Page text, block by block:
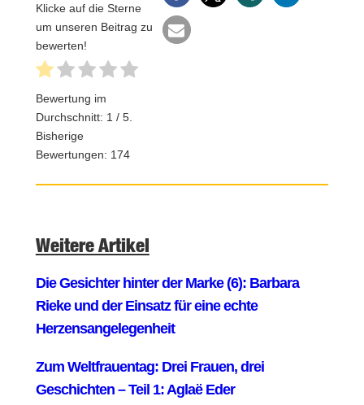
Klicke auf die Sterne
um unseren Beitrag zu
bewerten!
Bewertung im
Durchschnitt: 1 / 5.
Bisherige
Bewertungen: 174
Weitere Artikel